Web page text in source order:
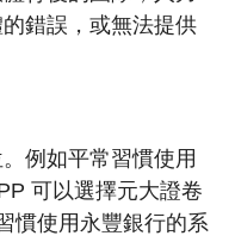
錯誤，或無法提供
例如平常習慣使用
可以選擇元大證卷
慣使用永豐銀行的系